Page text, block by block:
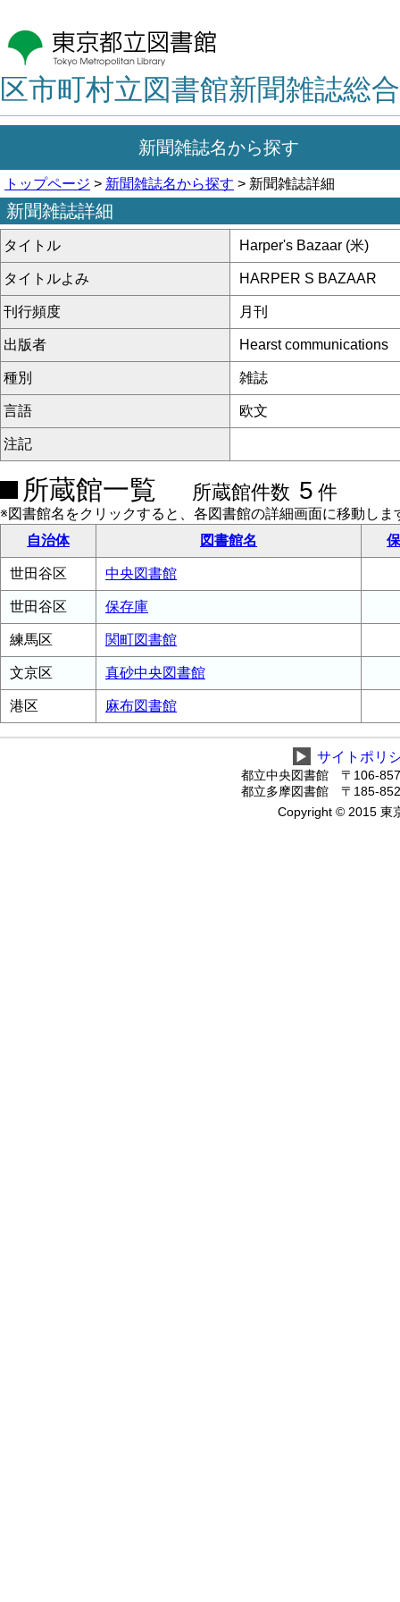
区市町村立図書館新聞雑誌総
新聞雑誌名から探す
トップページ > 新聞雑誌名から探す > 新聞雑誌詳細
新聞雑誌詳細
タイトル Harper's Bazaar (米)
タイトルよみ HARPER S BAZAAR
刊行頻度 月刊
出版者 Hearst communications
種別 雑誌
言語 欧文
注記
所蔵館一覧 所蔵館件数 5 件
※図書館名をクリックすると、各図書館の詳細画面に移動しま
自治体
図書館名
世田谷区 中央図書館
世田谷区 保存庫
練馬区 関町図書館
文京区 真砂中央図書館
港区 麻布図書館
▶ サイトポリ
都立中央図書館 〒106-
都立多摩図書館 〒185-
Copyright © 2015 東